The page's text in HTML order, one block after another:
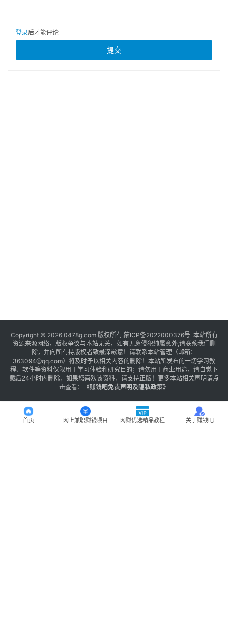
登录后才能评论
提交
Copyright © 2026 0478g.com 版权所有,蒙ICP备2022000376号 本站所有
资源来源网络，版权争议与本站无关，如有无意侵犯纯属意外,请联系我们删
除，并向所有持版权者致最深歉意！请联系本站管理（邮箱：
363094@qq.com）将及时予以相关内容的删除！本站所发布的一切学习教
程、软件等资料仅限用于学习体验和研究目的；请勿用于商业用途，请自觉下
载后24小时内删除，如果您喜欢该资料，请支持正版！更多本站相关声明请点
击查看：
《赚钱吧免责声明及隐私政策》
首页 网上兼职赚钱项目 网赚优选精品教程 关于赚钱吧